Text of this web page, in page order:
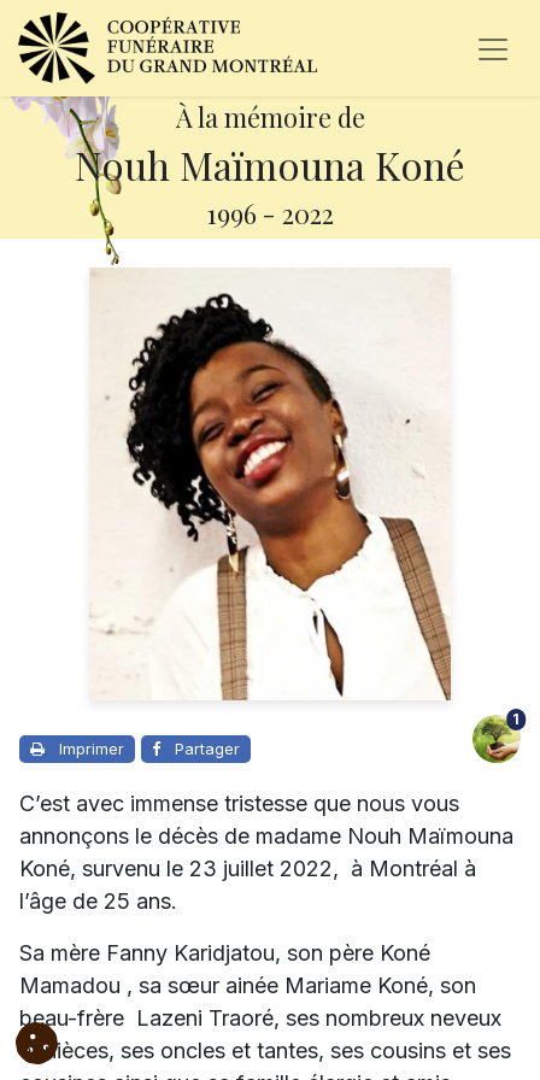
À la mémoire de
Nouh Maïmouna Koné
1996 - 2022
Imprimer Partager
1
C’est avec immense tristesse que nous vous
annonçons le décès de madame Nouh Maïmouna
Koné, survenu le 23 juillet 2022, à Montréal à
l’âge de 25 ans.
Sa mère Fanny Karidjatou, son père Koné
Mamadou , sa sœur ainée Mariame Koné, son
beau-frère Lazeni Traoré, ses nombreux neveux
et nièces, ses oncles et tantes, ses cousins et ses